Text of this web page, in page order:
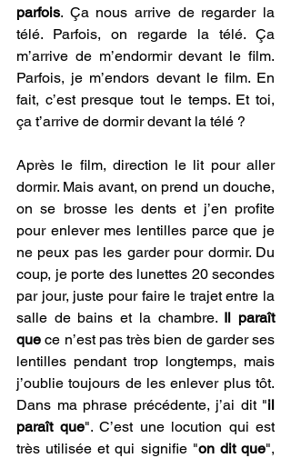
parfois. Ça nous arrive de regarder la
télé. Parfois, on regarde la télé. Ça
m’arrive de m’endormir devant le film.
Parfois, je m’endors devant le film. En
fait, c’est presque tout le temps. Et toi,
ça t’arrive de dormir devant la télé ?
Après le film, direction le lit pour aller
dormir. Mais avant, on prend un douche,
on se brosse les dents et j’en profite
pour enlever mes lentilles parce que je
ne peux pas les garder pour dormir. Du
coup, je porte des lunettes 20 secondes
par jour, juste pour faire le trajet entre la
salle de bains et la chambre. Il paraît
que ce n’est pas très bien de garder ses
lentilles pendant trop longtemps, mais
j’oublie toujours de les enlever plus tôt.
Dans ma phrase précédente, j’ai dit "il
paraît que". C’est une locution qui est
très utilisée et qui signifie "on dit que",